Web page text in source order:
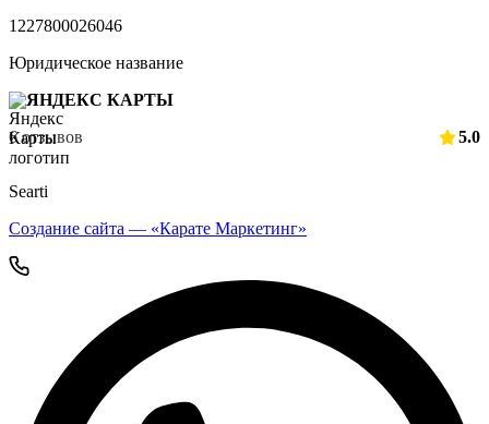
1227800026046
Юридическое название
ЯНДЕКС КАРТЫ
6 отзывов
5.0
Searti
Создание сайта — «Карате Маркетинг»